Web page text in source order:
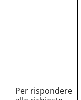
Per rispondere